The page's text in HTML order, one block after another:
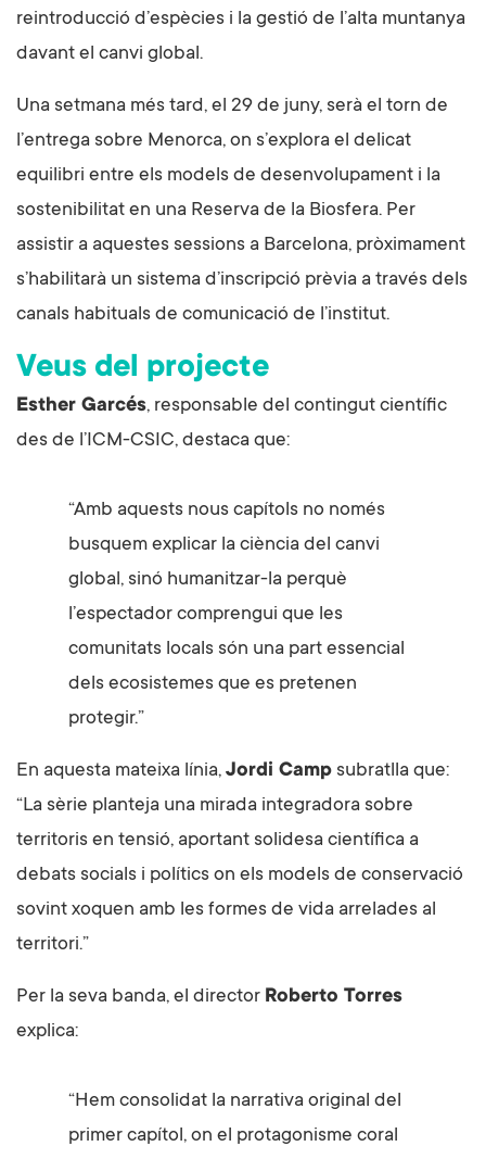
reintroducció d’espècies i la gestió de l’alta muntanya
davant el canvi global.
Una setmana més tard, el 29 de juny, serà el torn de
l’entrega sobre Menorca, on s’explora el delicat
equilibri entre els models de desenvolupament i la
sostenibilitat en una Reserva de la Biosfera. Per
assistir a aquestes sessions a Barcelona, pròximament
s’habilitarà un sistema d’inscripció prèvia a través dels
canals habituals de comunicació de l’institut.
Veus del projecte
Esther Garcés, responsable del contingut científic
des de l’ICM-CSIC, destaca que:
“Amb aquests nous capítols no només
busquem explicar la ciència del canvi
global, sinó humanitzar-la perquè
l’espectador comprengui que les
comunitats locals són una part essencial
dels ecosistemes que es pretenen
protegir.”
En aquesta mateixa línia, Jordi Camp subratlla que:
“La sèrie planteja una mirada integradora sobre
territoris en tensió, aportant solidesa científica a
debats socials i polítics on els models de conservació
sovint xoquen amb les formes de vida arrelades al
territori.”
Per la seva banda, el director Roberto Torres
explica:
“Hem consolidat la narrativa original del
primer capítol, on el protagonisme coral